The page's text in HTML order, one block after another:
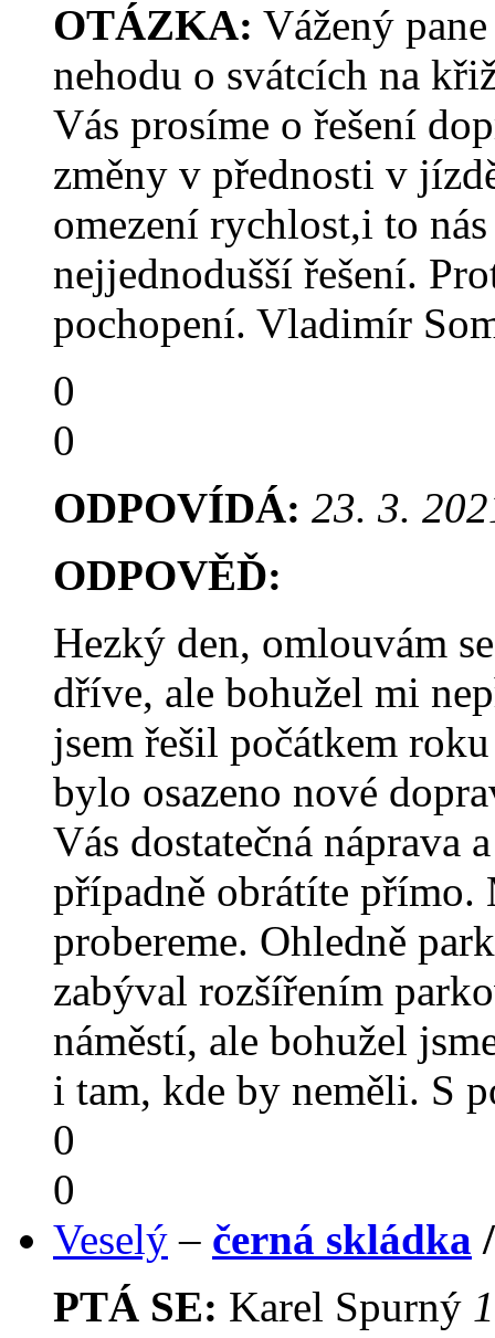
OTÁZKA: Vážený
nehodu o svátcích na
Vás prosíme o řešení
změny v přednosti v
omezení rychlost,i to
nejjednodušší řešení.
pochopení. Vladimír
0
0
ODPOVÍDÁ: 23. 3.
ODPOVĚĎ:
Hezký den, omlouvám
dříve, ale bohužel mi
jsem řešil počátkem
bylo osazeno nové
Vás dostatečná náprava
případně obrátíte přímo.
probereme. Ohledně
zabýval rozšířením
náměstí, ale bohužel
i tam, kde by neměli. S
0
0
Veselý – černá skládka
PTÁ SE: Karel Spurný